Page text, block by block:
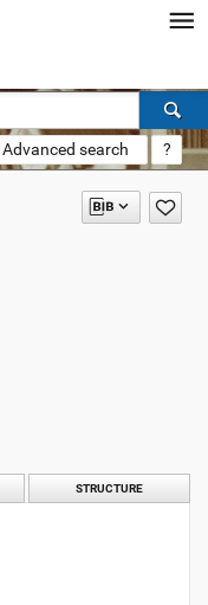
Advanced search ?
STRUCTURE